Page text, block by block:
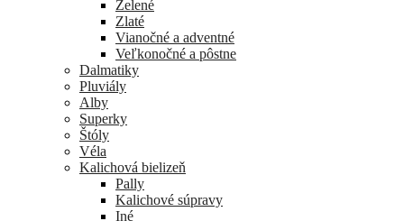
Zelené
Zlaté
Vianočné a adventné
Veľkonočné a pôstne
Dalmatiky
Pluviály
Alby
Superky
Štóly
Véla
Kalichová bielizeň
Pally
Kalichové súpravy
Iné